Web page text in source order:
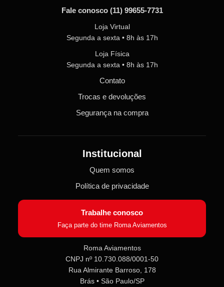
Fale conosco (11) 99655-7731
Loja Virtual
Segunda a sexta • 8h às 17h
Loja Física
Segunda a sexta • 8h às 17h
Contato
Trocas e devoluções
Segurança na compra
Institucional
Quem somos
Política de privacidade
Trabalhe conosco
Faça parte do time Roma Aviamentos
Roma Aviamentos
CNPJ nº 10.730.088/0001-50
Rua Almirante Barroso, 178
Brás • São Paulo/SP